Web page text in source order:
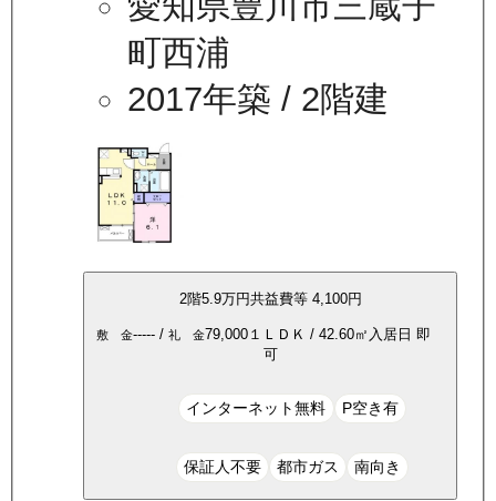
町西浦
2017年築 / 2階建
2階5.9万円共益費等 4,100円
敷 金-----/ 礼 金79,000１ＬＤＫ / 42.60㎡ 入居日 即
可
インターネット無料 P空き有
保証人不要 都市ガス 南向き